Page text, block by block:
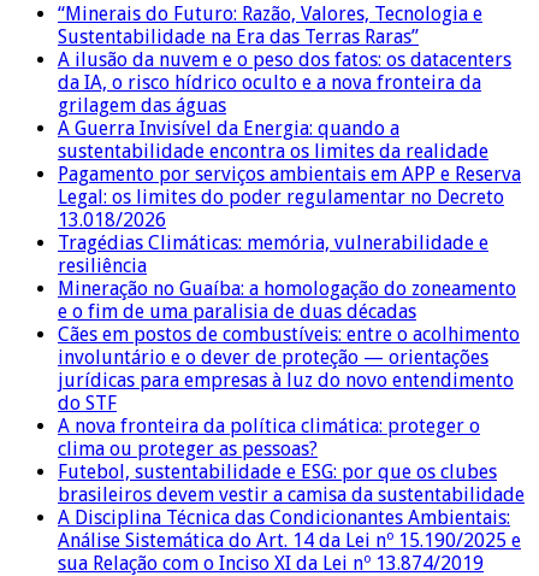
“Minerais do Futuro: Razão, Valores, Tecnologia e
Sustentabilidade na Era das Terras Raras”
A ilusão da nuvem e o peso dos fatos: os datacenters
da IA, o risco hídrico oculto e a nova fronteira da
grilagem das águas
A Guerra Invisível da Energia: quando a
sustentabilidade encontra os limites da realidade
Pagamento por serviços ambientais em APP e Reserva
Legal: os limites do poder regulamentar no Decreto
13.018/2026
Tragédias Climáticas: memória, vulnerabilidade e
resiliência
Mineração no Guaíba: a homologação do zoneamento
e o fim de uma paralisia de duas décadas
Cães em postos de combustíveis: entre o acolhimento
involuntário e o dever de proteção — orientações
jurídicas para empresas à luz do novo entendimento
do STF
A nova fronteira da política climática: proteger o
clima ou proteger as pessoas?
Futebol, sustentabilidade e ESG: por que os clubes
brasileiros devem vestir a camisa da sustentabilidade
A Disciplina Técnica das Condicionantes Ambientais:
Análise Sistemática do Art. 14 da Lei nº 15.190/2025 e
sua Relação com o Inciso XI da Lei nº 13.874/2019